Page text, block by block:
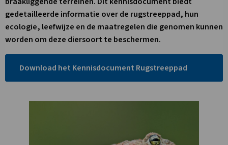
gedetailleerde informatie over de rugstreeppad, hun
ecologie, leefwijze en de maatregelen die genomen kunnen
worden om deze diersoort te beschermen.
Download het Kennisdocument Rugstreeppad